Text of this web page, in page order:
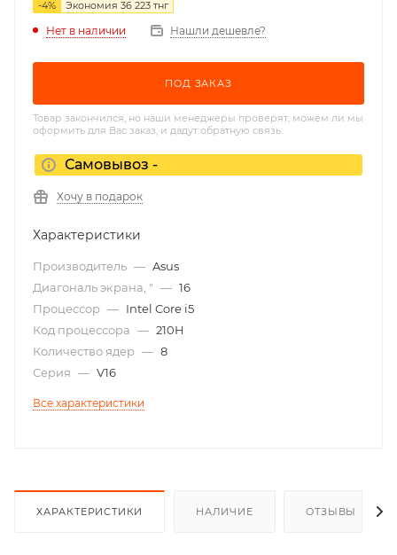
-4% Экономия 36 223 тнг
Нет в наличии Нашли дешевле?
ПОД ЗАКАЗ
Товар закончился, но наши менеджеры проверят, можем ли мы
оформить для Вас заказ, и дадут обратную связь.
Самовывоз -
Хочу в подарок
Характеристики
Производитель — Asus
Диагональ экрана, " — 16
Процессор — Intel Core i5
Код процессора — 210H
Количество ядер — 8
Серия — V16
Все характеристики
ХАРАКТЕРИСТИКИ НАЛИЧИЕ ОТЗЫВЫ